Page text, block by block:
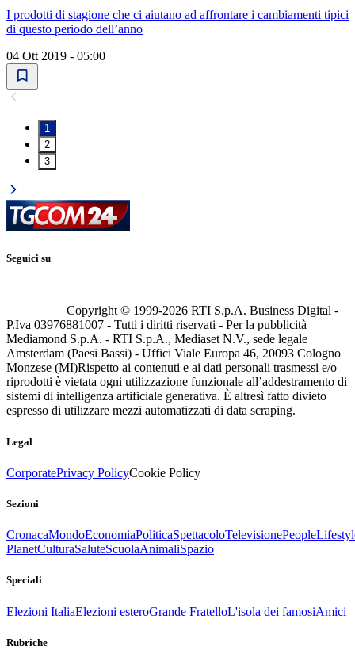
I prodotti di stagione che ci aiutano ad affrontare i cambiamenti tipici
di questo periodo dell’anno
04 Ott 2019 - 05:00
1
2
3
Seguici su
Copyright © 1999-2026 RTI S.p.A. Business Digital -
P.Iva 03976881007 - Tutti i diritti riservati - Per la pubblicità
Mediamond S.p.A. - RTI S.p.A., Mediaset N.V., sede legale
Amsterdam (Paesi Bassi) - Uffici Viale Europa 46, 20093 Cologno
Monzese (MI)Rispetto ai contenuti e ai dati personali trasmessi e/o
riprodotti è vietata ogni utilizzazione funzionale all’addestramento di
sistemi di intelligenza artificiale generativa. È altresì fatto divieto
espresso di utilizzare mezzi automatizzati di data scraping.
Legal
CorporatePrivacy PolicyCookie Policy
Sezioni
CronacaMondoEconomiaPoliticaSpettacoloTelevisionePeople
PlanetCulturaSaluteScuolaAnimaliSpazio
Speciali
Elezioni ItaliaElezioni esteroGrande FratelloL'isola dei famosiAmici
Rubriche